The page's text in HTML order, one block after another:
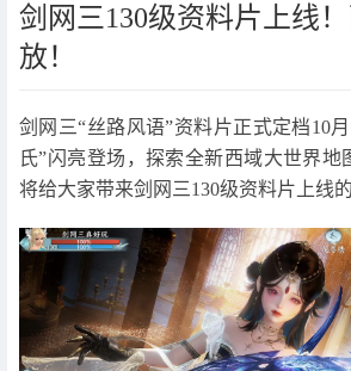
剑网三130级资料片上线
放！
剑网三“丝路风语”资料片正式定档10
氏”闪亮登场，探索全新西域大世界地
将给大家带来剑网三130级资料片上线